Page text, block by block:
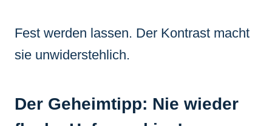
Fest werden lassen. Der Kontrast macht
sie unwiderstehlich.
Der Geheimtipp: Nie wieder